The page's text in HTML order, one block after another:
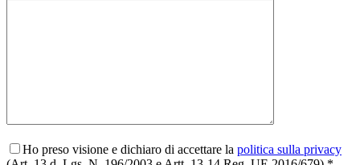
Ho preso visione e dichiaro di accettare la politica sulla privacy